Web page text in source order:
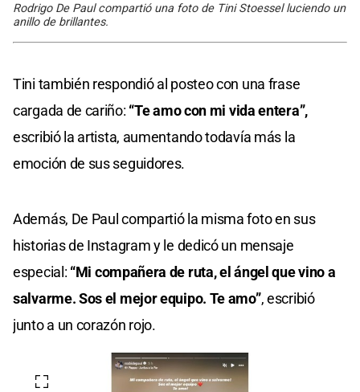
Rodrigo De Paul compartió una foto de Tini Stoessel luciendo un
anillo de brillantes.
Tini también respondió al posteo con una frase
cargada de cariño: “Te amo con mi vida entera”,
escribió la artista, aumentando todavía más la
emoción de sus seguidores.
Además, De Paul compartió la misma foto en sus
historias de Instagram y le dedicó un mensaje
especial: “Mi compañera de ruta, el ángel que vino a
salvarme. Sos el mejor equipo. Te amo”, escribió
junto a un corazón rojo.